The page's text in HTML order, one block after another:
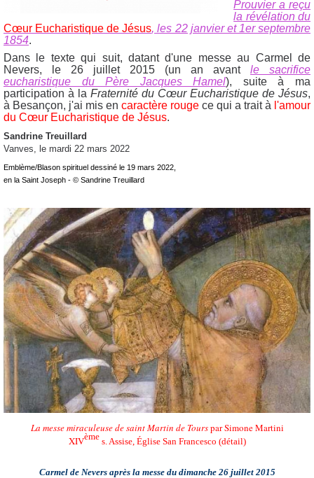
Prouvier a reçu
la révélation du
Cœur Eucharistique de Jésus, les 22 janvier et 1er septembre
1854.
Dans le texte qui suit, datant d'une messe au Carmel de
Nevers, le 26 juillet 2015 (un an avant le sacrifice
eucharistique du Père Jacques Hamel), suite à ma
participation à la Fraternité du Cœur Eucharistique de Jésus,
à Besançon, j'ai mis en caractère rouge ce qui a trait à l'amour
du Cœur Eucharistique de Jésus.
Sandrine Treuillard
Vanves, le mardi 22 mars 2022
Emblème/Blason spirituel dessiné le 19 mars 2022,
en la Saint Joseph - © Sandrine Treuillard
La messe miraculeuse de saint Martin de Tourspar Simone Martini
XIVème s. Assise, Église San Francesco (détail)
Carmel de Nevers après la messe du dimanche 26 juillet 2015